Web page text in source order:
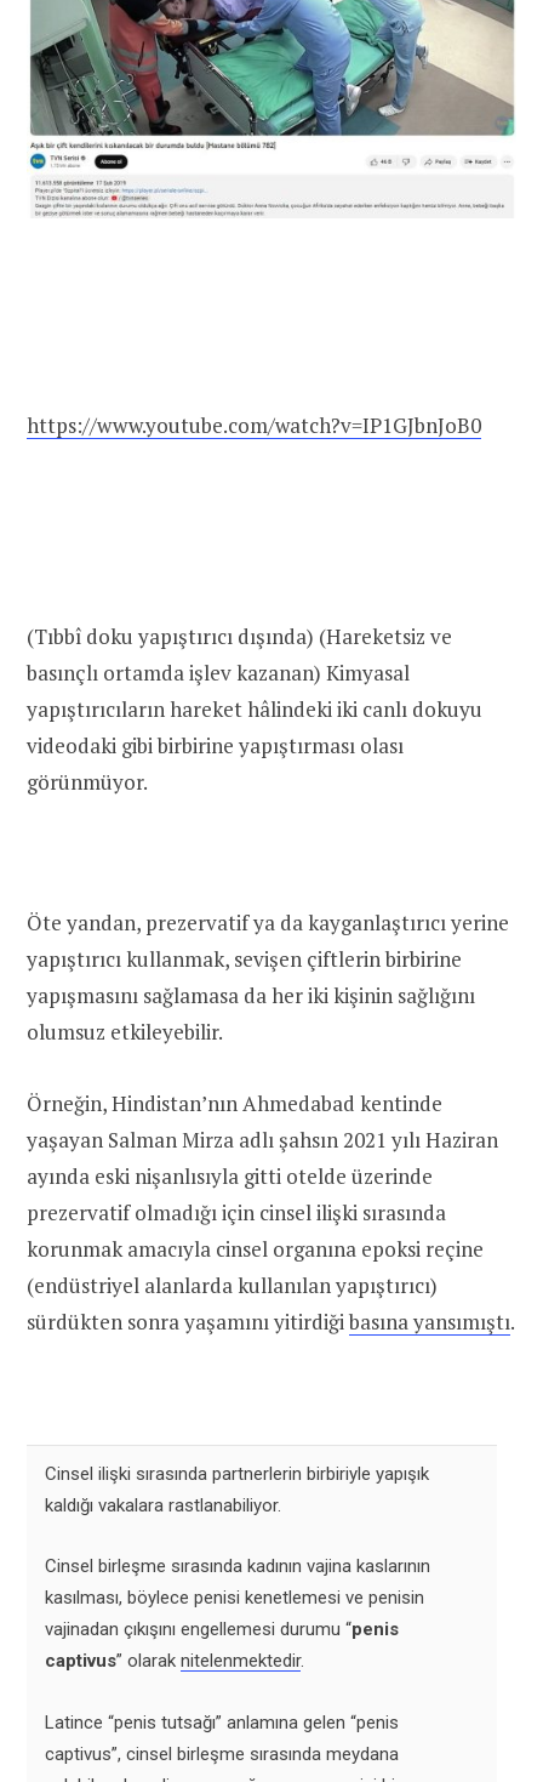
https://www.youtube.com/watch?v=IP1GJbnJoB0
(Tıbbî doku yapıştırıcı dışında) (Hareketsiz ve
basınçlı ortamda işlev kazanan) Kimyasal
yapıştırıcıların hareket hâlindeki iki canlı dokuyu
videodaki gibi birbirine yapıştırması olası
görünmüyor.
Öte yandan, prezervatif ya da kayganlaştırıcı yerine
yapıştırıcı kullanmak, sevişen çiftlerin birbirine
yapışmasını sağlamasa da her iki kişinin sağlığını
olumsuz etkileyebilir.
Örneğin, Hindistan’nın Ahmedabad kentinde
yaşayan Salman Mirza adlı şahsın 2021 yılı Haziran
ayında eski nişanlısıyla gitti otelde üzerinde
prezervatif olmadığı için cinsel ilişki sırasında
korunmak amacıyla cinsel organına epoksi reçine
(endüstriyel alanlarda kullanılan yapıştırıcı)
sürdükten sonra yaşamını yitirdiğibasına yansımıştı.
Cinsel ilişki sırasında partnerlerin birbiriyle yapışık
kaldığı vakalara rastlanabiliyor.
Cinsel birleşme sırasında kadının vajina kaslarının
kasılması, böylece penisi kenetlemesi ve penisin
vajinadan çıkışını engellemesi durumu “penis
captivus” olarak nitelenmektedir.
Latince “penis tutsağı” anlamına gelen “penis
captivus”, cinsel birleşme sırasında meydana